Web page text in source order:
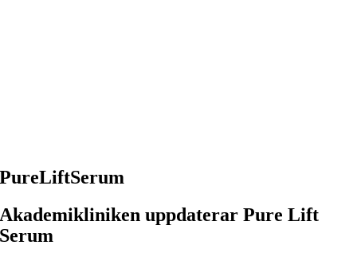
PureLiftSerum
Akademikliniken uppdaterar Pure Lift
Serum